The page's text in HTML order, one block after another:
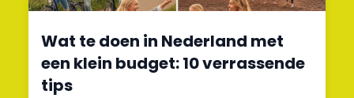
Wat te doen in Nederland met
een klein budget: 10 verrassende
tips